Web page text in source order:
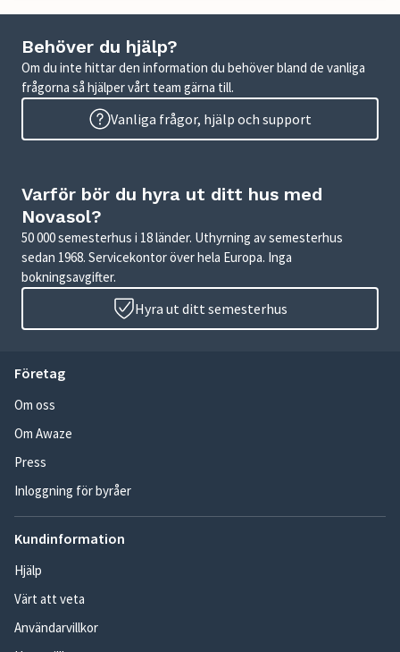
Behöver du hjälp?
Om du inte hittar den information du behöver bland de vanliga
frågorna så hjälper vårt team gärna till.
Vanliga frågor, hjälp och support
Varför bör du hyra ut ditt hus med
Novasol?
50 000 semesterhus i 18 länder. Uthyrning av semesterhus
sedan 1968. Servicekontor över hela Europa. Inga
bokningsavgifter.
Hyra ut ditt semesterhus
Företag
Om oss
Om Awaze
Press
Inloggning för byråer
Kundinformation
Hjälp
Värt att veta
Användarvillkor